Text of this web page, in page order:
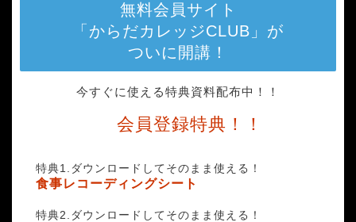
無料会員サイト
「からだカレッジCLUB」が
ついに開講！
今すぐに使える特典資料配布中！！
会員登録特典！！
特典1.ダウンロードしてそのまま使える！
食事レコーディングシート
特典2.ダウンロードしてそのまま使える！